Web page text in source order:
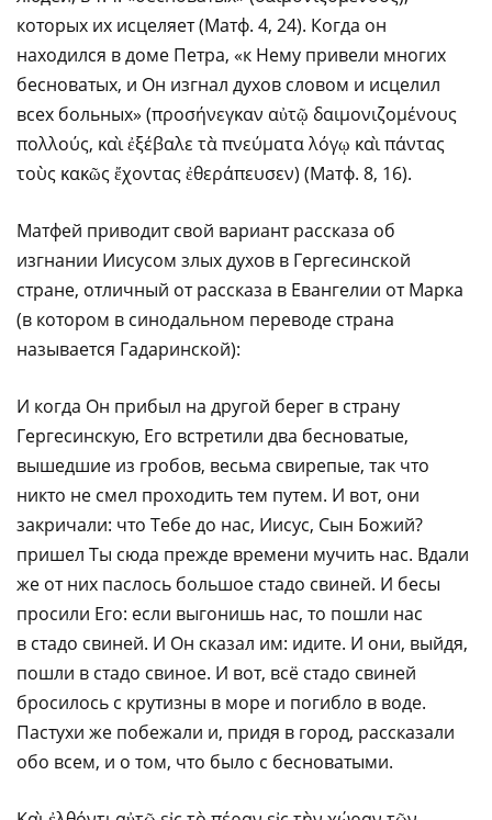
которых их исцеляет (Матф. 4, 24). Когда он
находился в доме Петра, «к Нему привели многих
бесноватых, и Он изгнал духов словом и исцелил
всех больных» (προσήνεγκαν αὐτῷ δαιμονιζομένους
πολλούς, καὶ ἐξέβαλε τὰ πνεύματα λόγῳ καὶ πάντας
τοὺς κακῶς ἔχοντας ἐθεράπευσεν) (Матф. 8, 16).
Матфей приводит свой вариант рассказа об
изгнании Иисусом злых духов в Гергесинской
стране, отличный от рассказа в Евангелии от Марка
(в котором в синодальном переводе страна
называется Гадаринской):
И когда Он прибыл на другой берег в страну
Гергесинскую, Его встретили два бесноватые,
вышедшие из гробов, весьма свирепые, так что
никто не смел проходить тем путем. И вот, они
закричали: что Тебе до нас, Иисус, Сын Божий?
пришел Ты сюда прежде времени мучить нас. Вдали
же от них паслось большое стадо свиней. И бесы
просили Его: если выгонишь нас, то пошли нас
в стадо свиней. И Он сказал им: идите. И они, выйдя,
пошли в стадо свиное. И вот, всё стадо свиней
бросилось с крутизны в море и погибло в воде.
Пастухи же побежали и, придя в город, рассказали
обо всем, и о том, что было с бесноватыми.